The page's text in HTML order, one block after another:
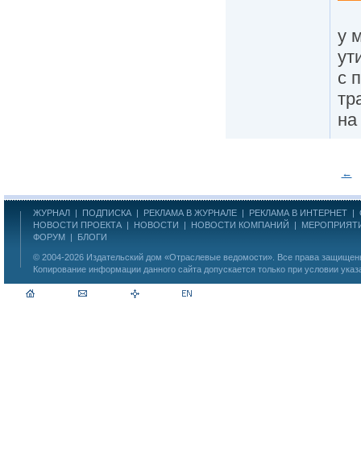
у
с
←
ЖУРНАЛ | ПОДПИСКА | РЕКЛАМА В ЖУРНАЛЕ | РЕКЛАМА В ИНТЕРНЕТ |
НОВОСТИ ПРОЕКТА | НОВОСТИ | НОВОСТИ КОМПАНИЙ |
ФОРУМ | БЛОГИ
© 2004-2026 Издательский дом «Отраслевые ведомости» . Все права
Копирование информации данного сайта допускается только при условии